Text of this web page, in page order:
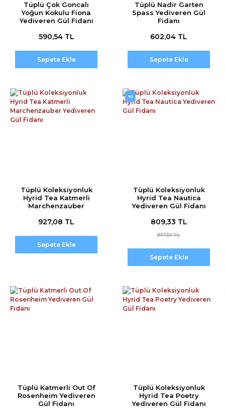
Tüplü Çok Goncalı
Yoğun Kokulu Fiona
Yediveren Gül Fidanı
590,54 TL
Sepete Ekle
Tüplü Nadir Garten
Spass Yediveren Gül
Fidanı
602,04 TL
Sepete Ekle
Tüplü Koleksiyonluk
Hyrid Tea Katmerli
Marchenzauber
927,08 TL
Sepete Ekle
%1
Tüplü Koleksiyonluk
Hyrid Tea Nautica
Yediveren Gül Fidanı
809,33 TL
817,51 TL
Sepete Ekle
Tüplü Katmerli Out Of
Rosenheim Yediveren
Gül Fidanı
Tüplü Koleksiyonluk
Hyrid Tea Poetry
Yediveren Gül Fidanı